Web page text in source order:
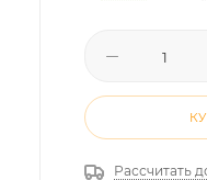
Рассчитать